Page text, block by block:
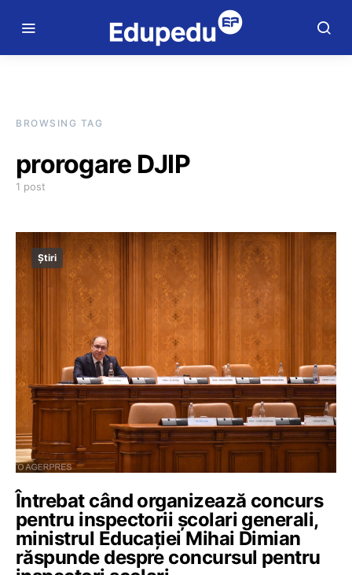
BROWSING TAG
prorogare DJIP
1 post
Știri
Întrebat când organizează concurs
pentru inspectorii școlari generali,
ministrul Educației Mihai Dimian
răspunde despre concursul pentru